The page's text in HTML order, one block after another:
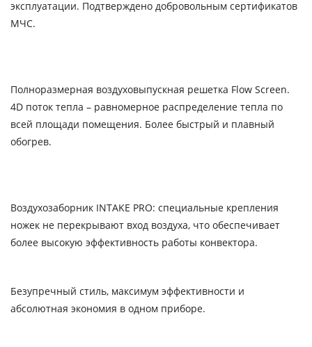
эксплуатации. Подтверждено добровольным сертификатов
МЧС.
Полноразмерная воздуховыпускная решетка Flow Screen.
4D поток тепла – равномерное распределение тепла по
всей площади помещения. Более быстрый и плавный
обогрев.
Воздухозаборник INTAKE PRO: специальные крепления
ножек не перекрывают вход воздуха, что обеспечивает
более высокую эффективность работы конвектора.
Безупречный стиль, максимум эффективности и
абсолютная экономия в одном приборе.